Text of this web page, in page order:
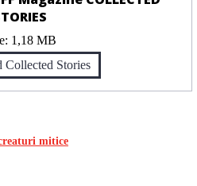
1,18 MB
Collected Stories
mitice